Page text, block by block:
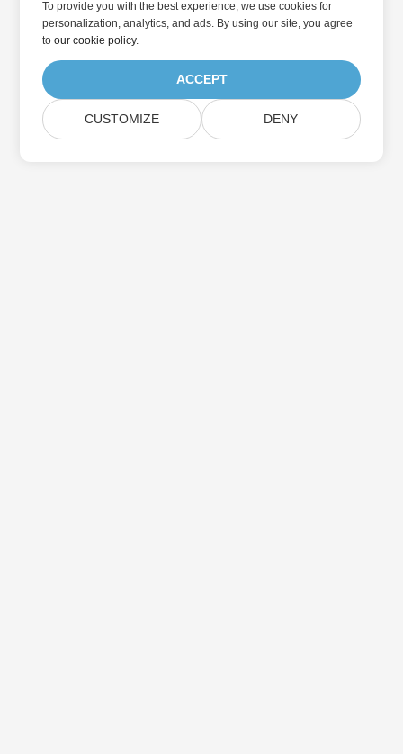
To provide you with the best experience, we use cookies for
personalization, analytics, and ads. By using our site, you agree
toour cookie policy.
ACCEPT
CUSTOMIZE DENY